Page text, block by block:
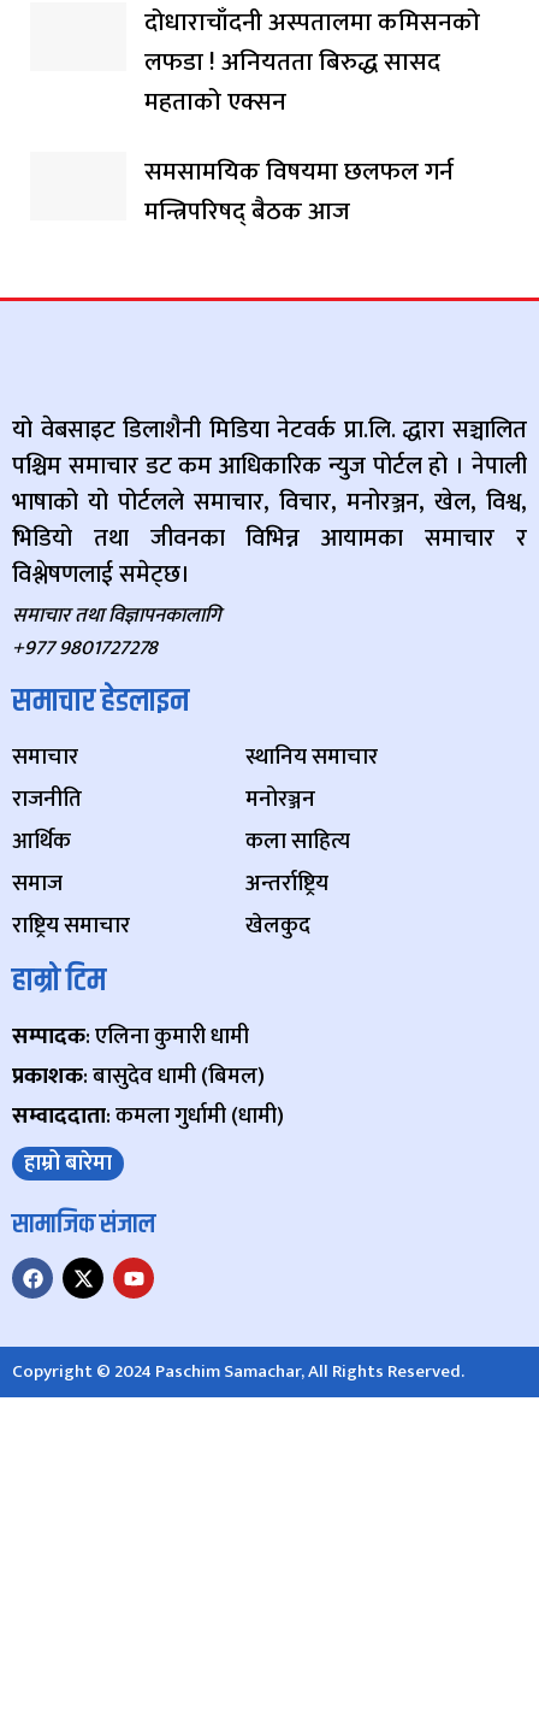
दोधाराचाँदनी अस्पतालमा कमिसनको
लफडा ! अनियतता बिरुद्ध सासद
महताको एक्सन
समसामयिक विषयमा छलफल गर्न
मन्त्रिपरिषद् बैठक आज
यो वेबसाइट डिलाशैनी मिडिया नेटवर्क प्रा.लि. द्धारा सञ्चालित
पश्चिम समाचार डट कम आधिकारिक न्युज पोर्टल हो । नेपाली
भाषाको यो पोर्टलले समाचार, विचार, मनोरञ्जन, खेल, विश्व,
भिडियो तथा जीवनका विभिन्न आयामका समाचार र
विश्लेषणलाई समेट्छ।
समाचार तथा विज्ञापनकालागि
+977 9801727278
समाचार हेडलाइन
समाचार
राजनीति
आर्थिक
समाज
राष्ट्रिय समाचार
स्थानिय समाचार
मनोरञ्जन
कला साहित्य
अन्तर्राष्ट्रिय
खेलकुद
हाम्रो टिम
सम्पादक: एलिना कुमारी धामी
प्रकाशक: बासुदेव धामी (बिमल)
सम्वाददाता: कमला गुर्धामी (धामी)
हाम्रो बारेमा
सामाजिक संजाल
Copyright © 2024 Paschim Samachar, All Rights Reserved.